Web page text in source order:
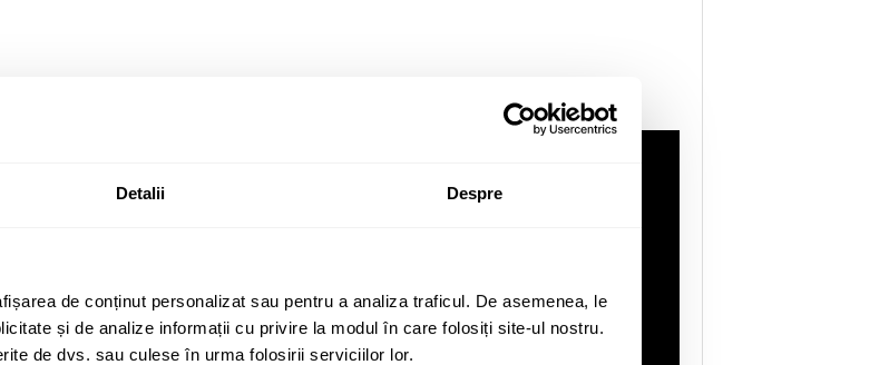
Detalii Despre
de conținut personalizat sau pentru a analiza traficul. De asemenea, le
și de analize informații cu privire la modul în care folosiți site-ul nostru.
de dvs. sau culese în urma folosirii serviciilor lor.